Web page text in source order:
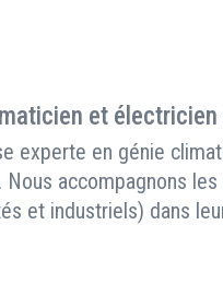
et électricien
experte en génie
accompagnons
et industriels) dans